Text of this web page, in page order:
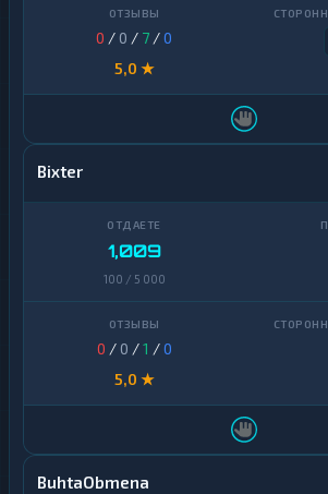
0 / 0 / 7 /0
5,0 ★
Bixter
1,009
100 / 5 000
0 / 0 /1 /0
5,0 ★
BuhtaObmena